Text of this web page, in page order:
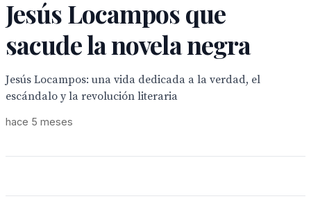
Jesús Locampos que
sacude la novela negra
Jesús Locampos: una vida dedicada a la verdad, el
escándalo y la revolución literaria
hace 5 meses